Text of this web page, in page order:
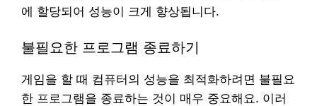
에 할당되어 성능이 크게 향상됩니다.
불필요한 프로그램 종료하기
게임을 할 때 컴퓨터의 성능을 최적화하려면 불필요
한 프로그램을 종료하는 것이 매우 중요해요. 이러